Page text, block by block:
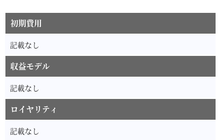
初期費用
記載なし
収益モデル
記載なし
ロイヤリティ
記載なし